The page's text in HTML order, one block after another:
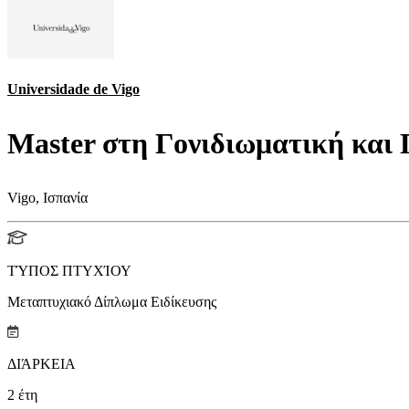
Universidade de Vigo
Master στη Γονιδιωματική και
Vigo, Ισπανία
ΤΎΠΟΣ ΠΤΥΧΊΟΥ
Μεταπτυχιακό Δίπλωμα Ειδίκευσης
ΔΙΆΡΚΕΙΑ
2 έτη